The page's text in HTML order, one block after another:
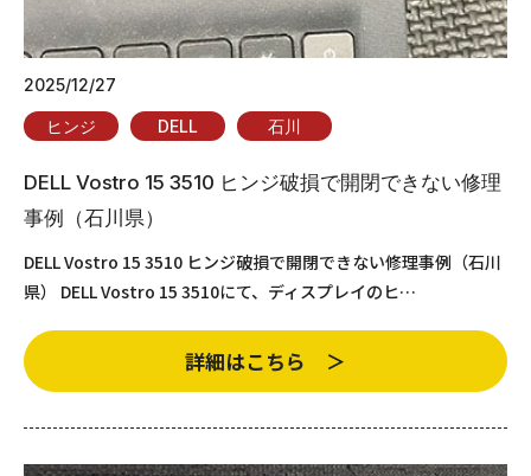
2025/12/27
ヒンジ DELL 石川
DELL Vostro 15 3510 ヒンジ破損で開閉できない修理
事例（石川県）
DELL Vostro 15 3510 ヒンジ破損で開閉できない修理事例（石川
県） DELL Vostro 15 3510にて、ディスプレイのヒ…
詳細はこちら ＞